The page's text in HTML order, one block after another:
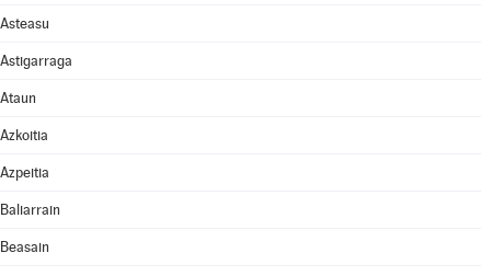
Asteasu
Astigarraga
Ataun
Azkoitia
Azpeitia
Baliarrain
Beasain